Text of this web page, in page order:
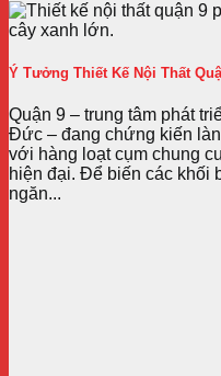
Ý Tưởng Thiết Kế Nội Thất
Quận 9 – trung tâm phát
Đức – đang chứng kiến
với hàng loạt cụm chung
hiện đại. Để biến các khối
ngăn...